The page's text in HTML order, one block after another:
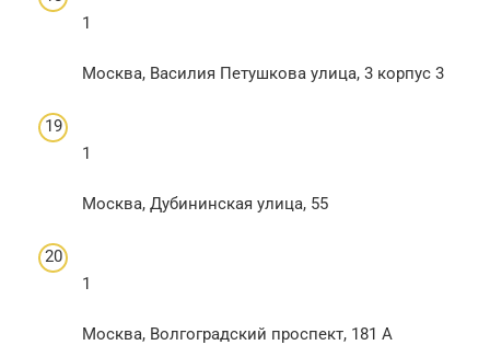
1
Москва, Василия Петушкова улица, 3 корпус 3
1
Москва, Дубининская улица, 55
1
Москва, Волгоградский проспект, 181 А